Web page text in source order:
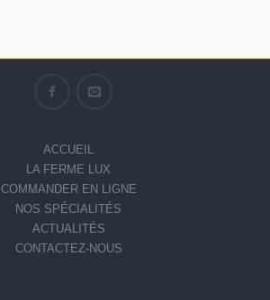
ACCUEIL
LA FERME LUX
COMMANDER EN LIGNE
NOS SPÉCIALITÉS
ACTUALITÉS
CONTACTEZ-NOUS